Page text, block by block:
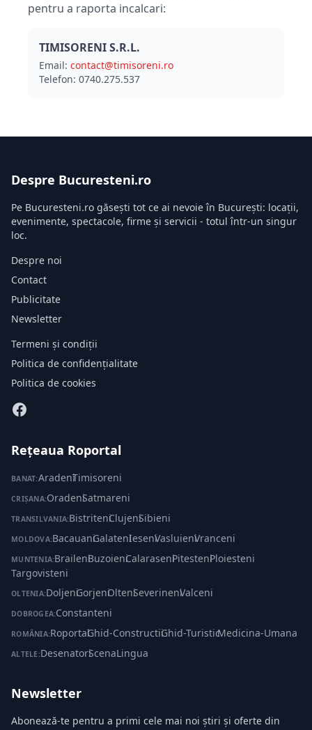
pentru a raporta incalcari:
TIMISORENI S.R.L.
Email: contact@timisoreni.ro
Telefon: 0740.275.537
Despre Bucuresteni.ro
Pe Bucuresteni.ro găsești tot ce ai nevoie în București: locații,
evenimente, spectacole, firme și servicii - totul într-un singur
loc.
Despre noi
Contact
Publicitate
Newsletter
Termeni și condiții
Politica de confidențialitate
Politica de cookies
Rețeaua Roportal
BANAT:Aradeni·Timisoreni
CRIȘANA:Oradeni·Satmareni
TRANSILVANIA:Bistriteni·Clujeni·Sibieni
MOLDOVA:Bacauani·Galateni·Ieseni·Vasluieni·Vranceni
MUNTENIA:Braileni·Buzoieni·Calaraseni·Pitesteni·Ploiesteni·
Targovisteni
OLTENIA:Doljeni·Gorjeni·Olteni·Severineni·Valceni
DOBROGEA:Constanteni
ROMÂNIA:Roportal·Ghid-Constructii·Ghid-Turistic·Medicina-Umana
ALTELE:Desenatori·ScenaLingua
Newsletter
Abonează-te pentru a primi cele mai noi știri și oferte din